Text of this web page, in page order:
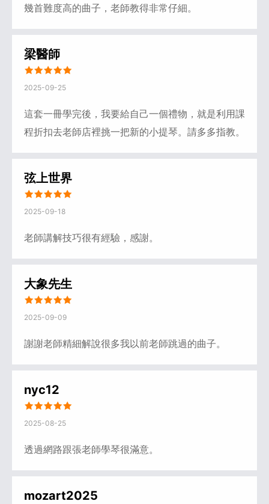
幾首難度高的曲子，老師教得非常仔細。
梁醫師
2025-09-25
這套一冊學完後，我要給自己一個禮物，就是利用課
程折扣去老師店裡挑一把新的小提琴。請多多指教。
弦上世界
2025-09-18
老師講解技巧很有經驗，感謝。
大象先生
2025-09-09
謝謝老師精細解說很多我以前老師跳過的曲子。
nyc12
2025-08-25
透過網路跟張老師學琴很滿意。
mozart2025